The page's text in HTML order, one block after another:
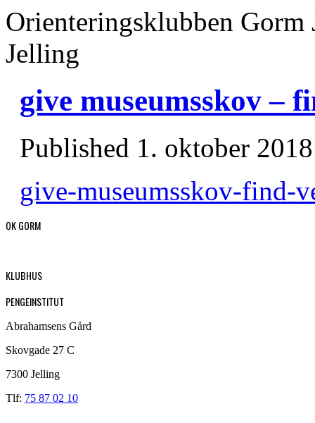
Orienteringsklubben
Jelling
give museumsskov –
Published 1. oktober 2018
give-museumsskov-find-
OK GORM
KLUBHUS
PENGEINSTITUT
Abrahamsens Gård
Skovgade 27 C
7300 Jelling
Tlf: 75 87 02 10